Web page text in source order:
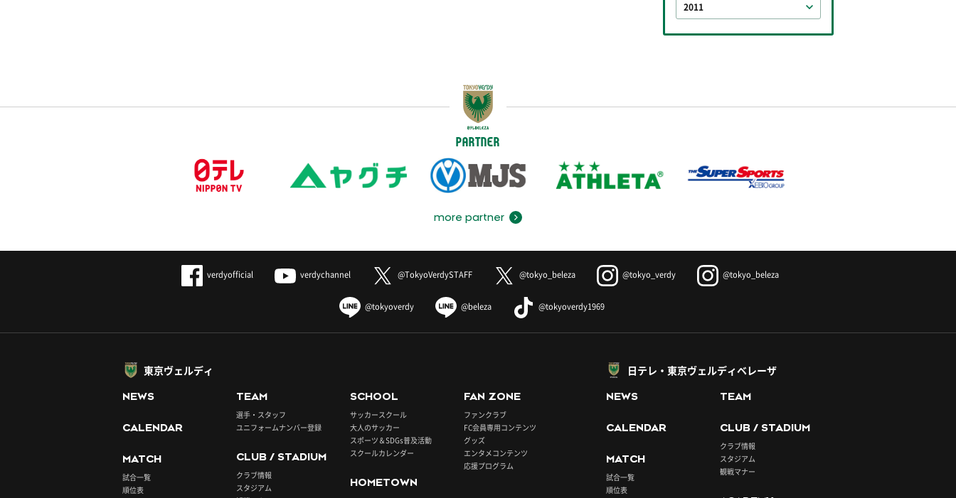
2011
PARTNER
more partner
verdyofficial verdychannel @TokyoVerdySTAFF @tokyo_beleza @tokyo_verdy @tokyo_beleza
@tokyoverdy @beleza @tokyoverdy1969
東京ヴェルディ
NEWS
CALENDAR
MATCH
試合一覧
順位表
TEAM
選手・スタッフ
ユニフォームナンバー登録
CLUB / STADIUM
クラブ情報
スタジアム
SCHOOL
サッカースクール
大人のサッカー
スポーツ＆SDGs普及活動
スクールカレンダー
HOMETOWN
FAN ZONE
ファンクラブ
FC会員専用コンテンツ
グッズ
エンタメコンテンツ
応援プログラム
日テレ・東京ヴェルディベレーザ
NEWS
CALENDAR
MATCH
試合一覧
順位表
TEAM
CLUB / STADIUM
クラブ情報
スタジアム
観戦マナー